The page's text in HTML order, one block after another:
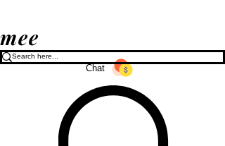
mee
Chat